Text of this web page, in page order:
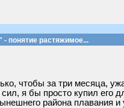
понятие растяжимое...
чтобы за три месяца,
я бы просто купил его
района плавания и